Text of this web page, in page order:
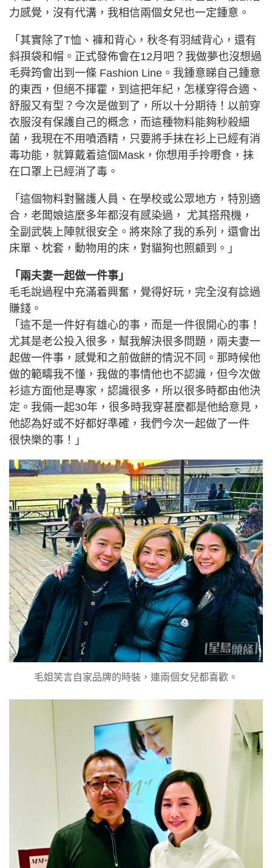
力感覺，沒有代溝，我相信兩個女兒也一定鍾意。
「其實除了T恤、褲和背心，秋冬有羽絨背心，還有
斜孭袋和帽。正式發佈會在12月吧？我做夢也沒想過
毛舜筠會出到一條 Fashion Line。我鍾意睇自己鍾意
的東西，但絕不揮霍，到這把年紀，怎樣穿得合適、
舒服又有型？今次是做到了，所以十分期待！以前穿
衣服沒有保護自己的概念，而這種物料能夠秒殺細
菌，我現在不用噴酒精，只要將手抹在衫上已經有消
毒功能，就算戴着這個Mask，你想用手拎嘢食，抹
在口罩上已經消了毒。
「這個物料對醫護人員、在學校或公眾地方，特別適
合，老闆娘這麼多年都沒有感染過， 尤其搭飛機，
全副武裝上陣就很安全。將來除了我的系列，還會出
床單、枕套，動物用的床，對貓狗也照顧到。」
「兩夫妻一起做一件事」
毛毛說過程中充滿着興奮，覺得好玩，完全沒有諗過
賺錢。
「這不是一件好有雄心的事，而是一件很開心的事！
尤其是老公投入很多，幫我解決很多問題，兩夫妻一
起做一件事，感覺和之前做餅的情況不同。那時候他
做的範疇我不懂，我做的事情他也不認識，但今次做
衫這方面他是專家，認識很多，所以很多時都由他決
定。我倆一起30年，很多時我穿甚麼都是他給意見，
他認為好或不好都好準確，我們今次一起做了一件
很快樂的事！」
毛姐笑言自家品牌的時裝，連兩個女兒都喜歡。